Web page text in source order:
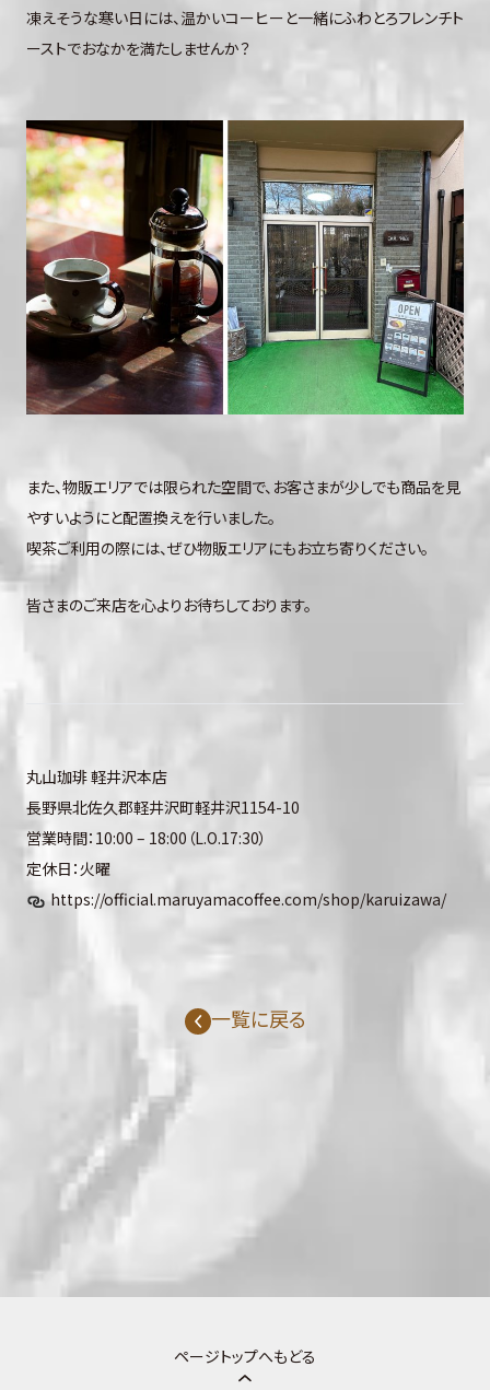
凍えそうな寒い日には、温かいコーヒーと一緒にふわとろフレンチト
ーストでおなかを満たしませんか？
また、物販エリアでは限られた空間で、お客さまが少しでも商品を見
やすいようにと配置換えを行いました。
喫茶ご利用の際には、ぜひ物販エリアにもお立ち寄りください。
皆さまのご来店を心よりお待ちしております。
丸山珈琲 軽井沢本店
長野県北佐久郡軽井沢町軽井沢1154-10
営業時間：10:00 – 18:00（L.O.17:30）
定休日：火曜
https://official.maruyamacoffee.com/shop/karuizawa/
一覧に戻る
ページトップへもどる